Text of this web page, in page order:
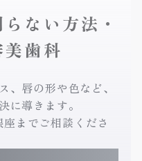
ない方法・
歯科
、唇の形や色など、
に導きます。
までご相談くださ